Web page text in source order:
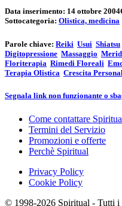
Data inserimento: 14 ottobre 2004
Sottocategoria: Olistica, medicina
Parole chiave: Reiki Usui Shiatsu
Digitopressione Massaggio
Floriterapia Rimedi Floreali
Terapia Olistica Crescita
Segnala link non funzionante o
Come contattare
Termini del Servizio
Promozioni e offerte
Perchè Spiritual
Privacy Policy
Cookie Policy
© 1998-2026 Spiritual - Tutti